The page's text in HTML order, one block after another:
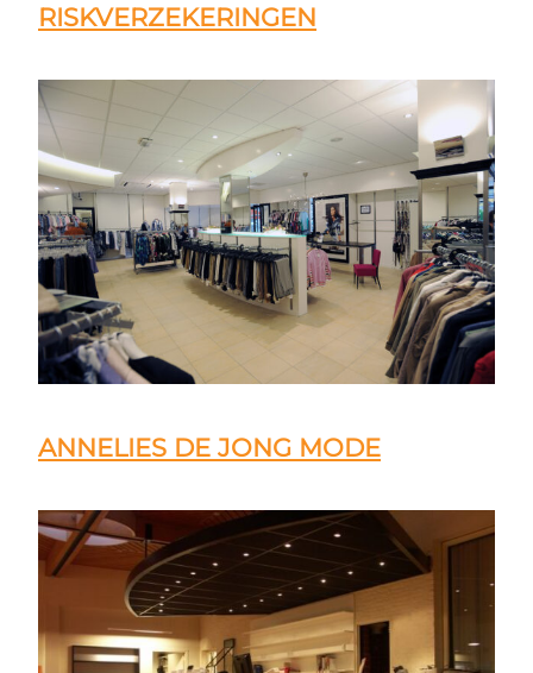
RISKVERZEKERINGEN
ANNELIES DE JONG MODE